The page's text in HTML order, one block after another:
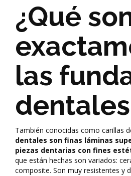
¿Qué
las
También conocidas como carillas
dentales son finas láminas
piezas dentarias con fines
que están hechas son variados:
composite. Son muy resistentes y